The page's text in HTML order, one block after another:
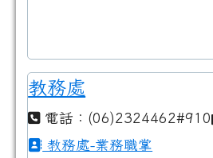
教務處
電話：(06)2324462#910
教務處-業務職掌